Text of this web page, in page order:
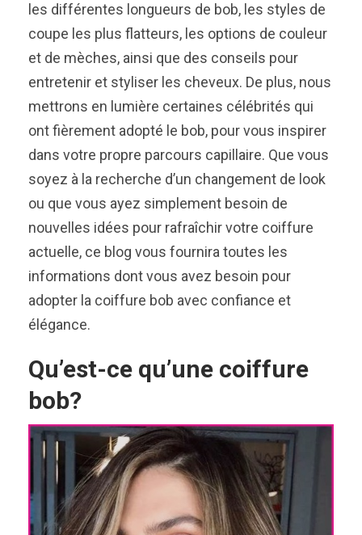
les différentes longueurs de bob, les styles de
coupe les plus flatteurs, les options de couleur
et de mèches, ainsi que des conseils pour
entretenir et styliser les cheveux. De plus, nous
mettrons en lumière certaines célébrités qui
ont fièrement adopté le bob, pour vous inspirer
dans votre propre parcours capillaire. Que vous
soyez à la recherche d’un changement de look
ou que vous ayez simplement besoin de
nouvelles idées pour rafraîchir votre coiffure
actuelle, ce blog vous fournira toutes les
informations dont vous avez besoin pour
adopter la coiffure bob avec confiance et
élégance.
Qu’est-ce qu’une coiffure
bob?